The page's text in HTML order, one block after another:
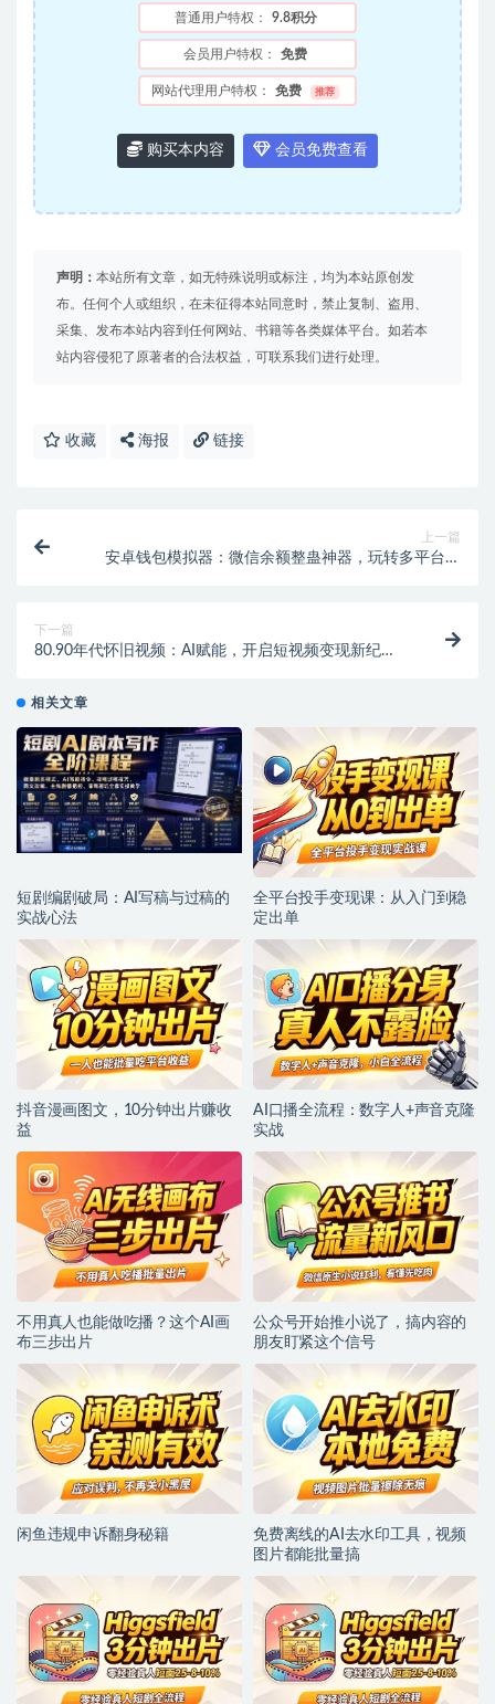
普通用户特权： 9.8积分
会员用户特权： 免费
网站代理用户特权： 免费 推荐
购买本内容 会员免费查看
声明： 本站所有文章，如无特殊说明或标注，均为本站原创发
布。任何个人或组织，在未征得本站同意时，禁止复制、盗用、
采集、发布本站内容到任何网站、书籍等各类媒体平台。如若本
站内容侵犯了原著者的合法权益，可联系我们进行处理。
收藏 海报 链接
上一篇
安卓钱包模拟器：微信余额整蛊神器，玩转多平台界
下一篇
80.90年代怀旧视频：AI赋能，开启短视频变现新纪
相关文章
短剧编剧破局：AI写稿与过稿的
实战心法
全平台投手变现课：从入门到稳
定出单
抖音漫画图文，10分钟出片赚收
益
AI口播全流程：数字人+声音克隆
实战
不用真人也能做吃播？这个AI画
布三步出片
公众号开始推小说了，搞内容的
朋友盯紧这个信号
闲鱼违规申诉翻身秘籍
免费离线的AI去水印工具，视频
图片都能批量搞